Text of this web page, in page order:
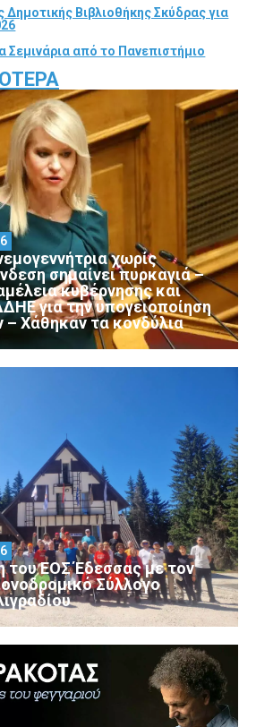
Δημοτικής Βιβλιοθήκης Σκύδρας για
Σεμινάρια από το Πανεπιστήμιο
χωρίς
σημαίνει πυρκαγιά –
κυβέρνησης και
για την υπογειοποίηση
Χάθηκαν τα κονδύλια
του ΕΟΣ Έδεσσας με τον
Σύλλογο